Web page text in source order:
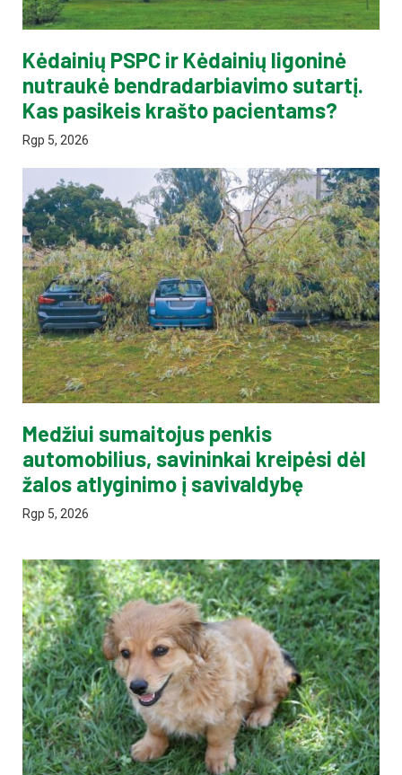
Kėdainių PSPC ir Kėdainių ligoninė
nutraukė bendradarbiavimo sutartį.
Kas pasikeis krašto pacientams?
Rgp 5, 2026
Medžiui sumaitojus penkis
automobilius, savininkai kreipėsi dėl
žalos atlyginimo į savivaldybę
Rgp 5, 2026